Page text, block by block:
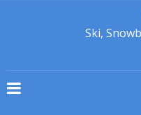
Ski,